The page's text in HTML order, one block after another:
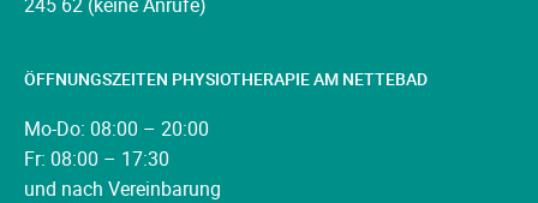
ÖFFNUNGSZEITEN PHYSIOTHERAPIE AM NETTEBAD
Mo-Do: 08:00 – 20:00
Fr: 08:00 – 17:30
und nach Vereinbarung